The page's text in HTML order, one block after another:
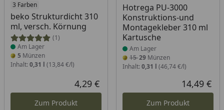
3 Farben
beko Strukturdicht 310
ml, versch. Körnung
(1)
Produkt am Lager
Am Lager
5 Münzen
Inhalt: 0,31 l (13,84 €/l)
Aktueller Preis
4,29 €
Zum Produkt
Hotrega PU-3000
Konstruktions-und
Montagekleber 310 ml
Kartusche
Produkt am Lager
Am Lager
1529Münzen
Inhalt: 0,31 l (46,74 €/l)
14,49 €
Zum Produkt